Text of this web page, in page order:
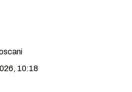
10:18